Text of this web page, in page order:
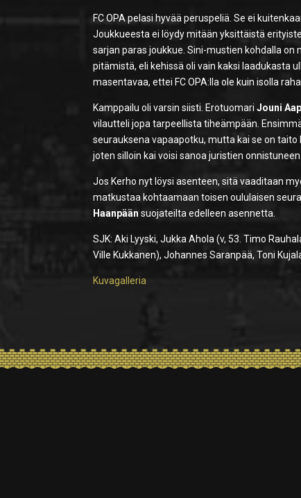
FC OPA pelasi hyvää peruspeliä. Se ei
Joukkueesta ei löydy mitään yksittäistä
sarjan paras joukkue. Sini-mustien kohdalla
pitämistä, eli kehissä oli vain kaksi laadukasta
masentavaa, ettei FC OPA:lla ole kuin isolla
Kamppailu oli varsin siisti. Erotuomari Jouni
vilautteli jopa tarpeellista tiheämpään.
seurauksena vapaapotku, mutta kai se on
joten silloin kai voisi sanoa juristien onnistuneen.
Jos Kerho nyt löysi asenteen, sitä vaaditaan
matkustaa kohtaamaan toisen oululaisen
Haanpään suojateilta edelleen asennetta.
SJK: Aki Lyyski, Jukka Ahola (v, 53. Timo
Ville Kukkanen), Johannes Saranpää, Toni
Kuvagalleria